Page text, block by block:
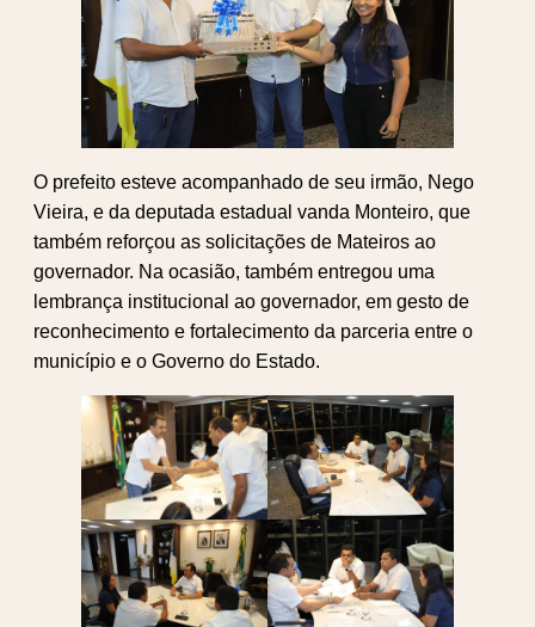
O prefeito esteve acompanhado de seu irmão, Nego
Vieira, e da deputada estadual vanda Monteiro, que
também reforçou as solicitações de Mateiros ao
governador. Na ocasião, também entregou uma
lembrança institucional ao governador, em gesto de
reconhecimento e fortalecimento da parceria entre o
município e o Governo do Estado.